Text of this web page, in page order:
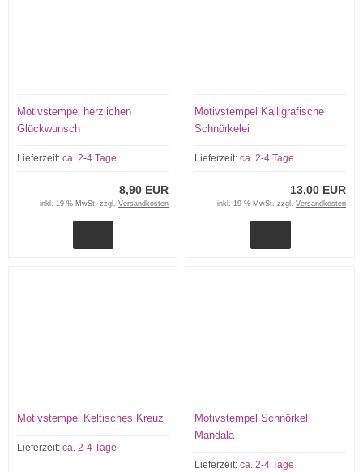
Motivstempel herzlichen
Glückwunsch
Lieferzeit: ca. 2-4 Tage
8,90 EUR
inkl. 19 % MwSt. zzgl. Versandkosten
Motivstempel Kalligrafische
Schnörkelei
Lieferzeit: ca. 2-4 Tage
13,00 EUR
inkl. 19 % MwSt. zzgl. Versandkosten
Motivstempel Keltisches Kreuz
Lieferzeit: ca. 2-4 Tage
Motivstempel Schnörkel
Mandala
Lieferzeit: ca. 2-4 Tage